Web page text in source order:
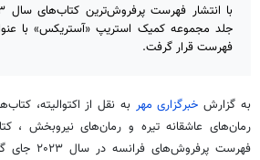
جلد مجموعه کمیک استریپ «آستریکس» با
فهرست قرار گرفت.
به گزارش خبرگزاری مهر به نقل از اکتوالیته،
رمان‌های عاشقانه تیره و رمان‌های نیروبخش ،
فهرست